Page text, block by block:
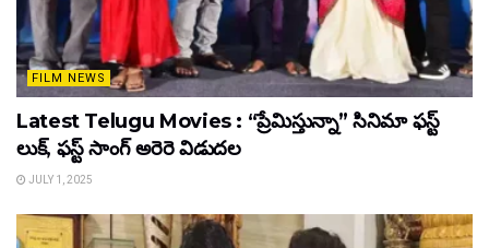
FILM NEWS
Latest Telugu Movies : “ప్రేమిస్తున్నా” సినిమా ఫస్ట్
లుక్, ఫస్ట్ సాంగ్ అరెరె విడుదల
JULY 1, 2025